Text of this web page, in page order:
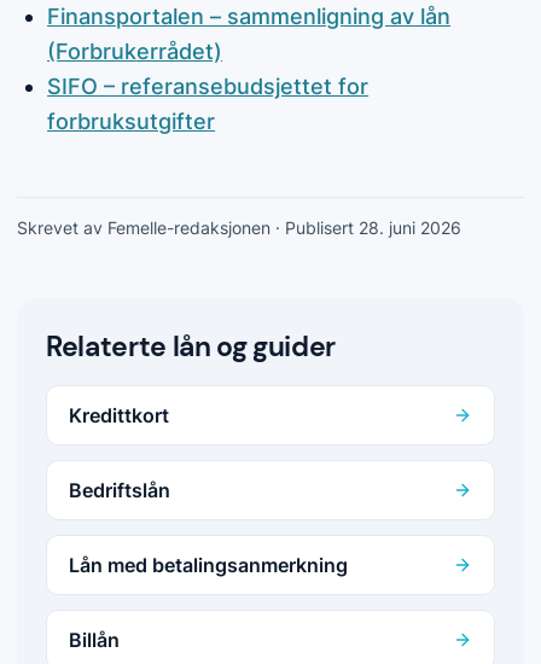
Finansportalen – sammenligning av lån
(Forbrukerrådet)
SIFO – referansebudsjettet for
forbruksutgifter
Skrevet av Femelle-redaksjonen · Publisert 28. juni 2026
Relaterte lån og guider
Kredittkort
Bedriftslån
Lån med betalingsanmerkning
Billån